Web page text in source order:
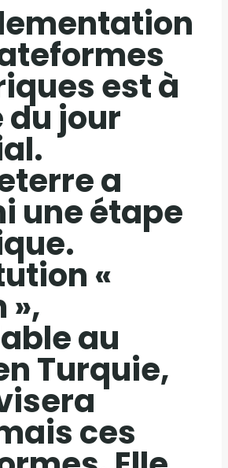
est à
du jour
a
une étape
«
»,
au
Turquie,
ces